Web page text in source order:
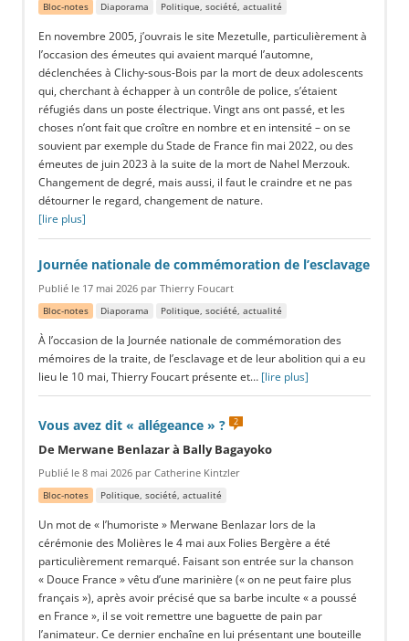
Bloc-notes Diaporama Politique, société, actualité
En novembre 2005, j’ouvrais le site Mezetulle, particulièrement à
l’occasion des émeutes qui avaient marqué l’automne,
déclenchées à Clichy-sous-Bois par la mort de deux adolescents
qui, cherchant à échapper à un contrôle de police, s’étaient
réfugiés dans un poste électrique. Vingt ans ont passé, et les
choses n’ont fait que croître en nombre et en intensité – on se
souvient par exemple du Stade de France fin mai 2022, ou des
émeutes de juin 2023 à la suite de la mort de Nahel Merzouk.
Changement de degré, mais aussi, il faut le craindre et ne pas
détourner le regard, changement de nature.
[lire plus]
Journée nationale de commémoration de l’esclavage
Publié le 17 mai 2026 par Thierry Foucart
Bloc-notes Diaporama Politique, société, actualité
À l’occasion de la Journée nationale de commémoration des
mémoires de la traite, de l’esclavage et de leur abolition qui a eu
lieu le 10 mai, Thierry Foucart présente et… [lire plus]
Vous avez dit « allégeance » ? 2
De Merwane Benlazar à Bally Bagayoko
Publié le 8 mai 2026 par Catherine Kintzler
Bloc-notes Politique, société, actualité
Un mot de « l’humoriste » Merwane Benlazar lors de la
cérémonie des Molières le 4 mai aux Folies Bergère a été
particulièrement remarqué. Faisant son entrée sur la chanson
« Douce France » vêtu d’une marinière (« on ne peut faire plus
français »), après avoir précisé que sa barbe inculte « a poussé
en France », il se voit remettre une baguette de pain par
l’animateur. Ce dernier enchaîne en lui présentant une bouteille